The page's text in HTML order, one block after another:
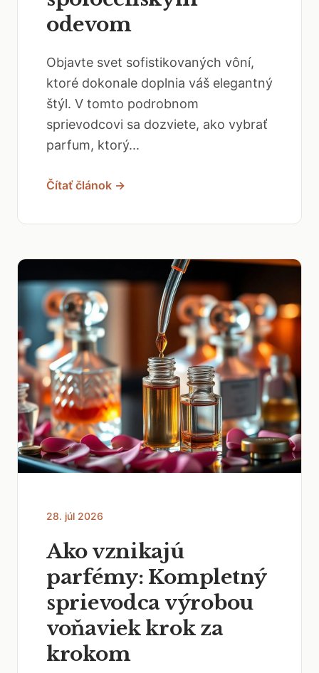
odevom
Objavte svet sofistikovaných vôní,
ktoré dokonale doplnia váš elegantný
štýl. V tomto podrobnom
sprievodcovi sa dozviete, ako vybrať
parfum, ktorý...
Čítať článok →
28. júl 2026
Ako vznikajú
parfémy: Kompletný
sprievodca výrobou
voňaviek krok za
krokom